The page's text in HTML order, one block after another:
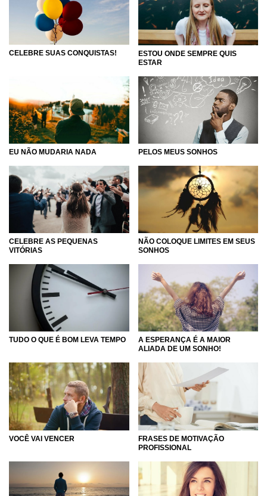
CELEBRE SUAS CONQUISTAS!
ESTOU ONDE SEMPRE QUIS
ESTAR
EU NÃO MUDARIA NADA PELOS MEUS SONHOS
CELEBRE AS PEQUENAS
VITÓRIAS
NÃO COLOQUE LIMITES EM SEUS
SONHOS
TUDO O QUE É BOM LEVA TEMPO
A ESPERANÇA É A MAIOR
ALIADA DE UM SONHO!
VOCÊ VAI VENCER
FRASES DE MOTIVAÇÃO
PROFISSIONAL